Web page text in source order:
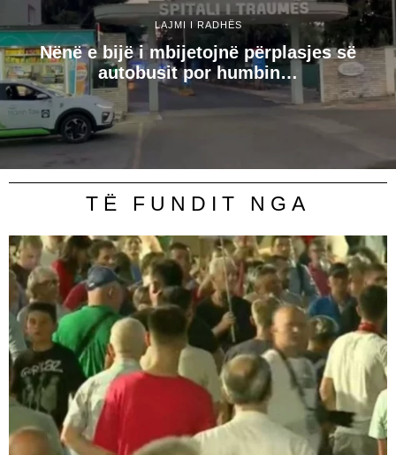
LAJMI I RADHËS
Nënë e bijë i mbijetojnë përplasjes së
autobusit por humbin…
TË FUNDIT NGA